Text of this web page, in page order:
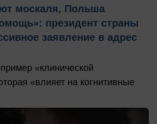
москаля, Польша
президент страны
заявление в адрес
«клинической
«влияет на когнитивные